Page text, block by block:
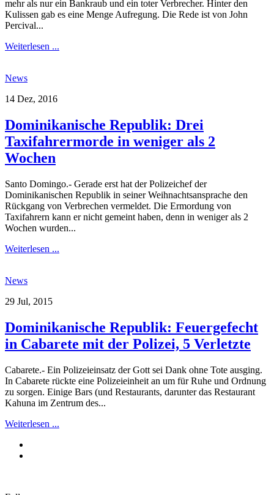
mehr als nur ein Bankraub und ein toter Verbrecher. Hinter den
Kulissen gab es eine Menge Aufregung. Die Rede ist von John
Percival...
Weiterlesen ...
News
14 Dez, 2016
Dominikanische Republik: Drei
Taxifahrermorde in weniger als 2
Wochen
Santo Domingo.- Gerade erst hat der Polizeichef der
Dominikanischen Republik in seiner Weihnachtsansprache den
Rückgang von Verbrechen vermeldet. Die Ermordung von
Taxifahrern kann er nicht gemeint haben, denn in weniger als 2
Wochen wurden...
Weiterlesen ...
News
29 Jul, 2015
Dominikanische Republik: Feuergefecht
in Cabarete mit der Polizei, 5 Verletzte
Cabarete.- Ein Polizeieinsatz der Gott sei Dank ohne Tote ausging.
In Cabarete rückte eine Polizeieinheit an um für Ruhe und Ordnung
zu sorgen. Einige Bars (und Restaurants, darunter das Restaurant
Kahuna im Zentrum des...
Weiterlesen ...